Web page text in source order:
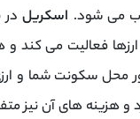
می شود. اسکریلدر
فعالیت می کند و
محل سکونت شما و
و هزینه های آن نیز